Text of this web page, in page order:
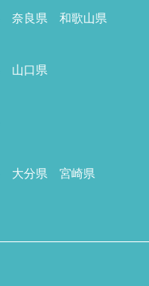
奈良県 和歌山県
山口県
大分県
宮崎県